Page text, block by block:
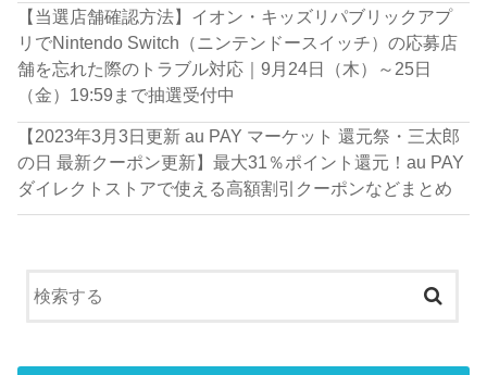
【当選店舗確認方法】イオン・キッズリパブリックアプ
リでNintendo Switch（ニンテンドースイッチ）の応募店
舗を忘れた際のトラブル対応｜9月24日（木）～25日
（金）19:59まで抽選受付中
【2023年3月3日更新 au PAY マーケット 還元祭・三太郎
の日 最新クーポン更新】最大31％ポイント還元！au PAY
ダイレクトストアで使える高額割引クーポンなどまとめ